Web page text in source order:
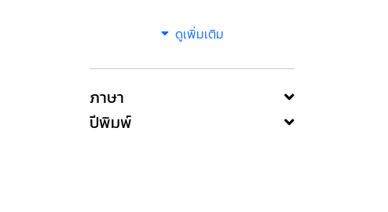
ดูเพิ่มเติม
ภาษา
ปีพิมพ์